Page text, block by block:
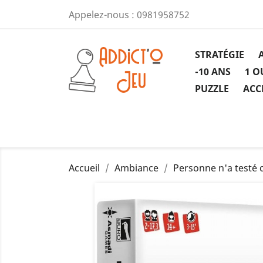
Appelez-nous : 0981958752
STRATÉGIE
-10 ANS
1
PUZZLE
Accueil Ambiance Personne n'a testé